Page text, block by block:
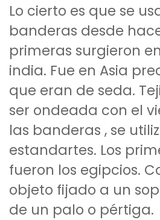
Lo cierto es que se
banderas desde
primeras surgieron
india. Fue en Asia
que eran de seda.
ser ondeada con el
las banderas , se
estandartes. Los
fueron los egipcios.
objeto fijado a un
de un palo o pértiga.